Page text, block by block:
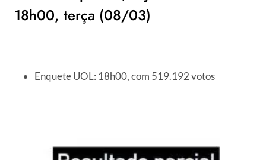
18h00, terça (08/03)
Enquete UOL: 18h00, com 519.192 votos